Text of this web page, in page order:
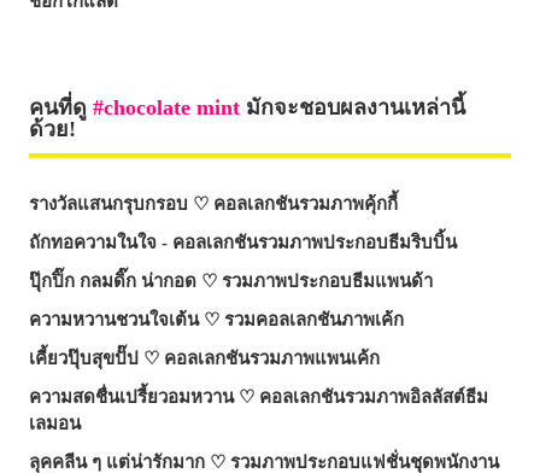
คนที่ดู chocolate mint มักจะชอบผลงานเหล่านี้
ด้วย!
รางวัลแสนกรุบกรอบ ♡ คอลเลกชันรวมภาพคุ้กกี้
ถักทอความในใจ - คอลเลกชันรวมภาพประกอบธีมริบบิ้น
ปุ๊กปิ๊ก กลมดิ๊ก น่ากอด ♡ รวมภาพประกอบธีมแพนด้า
ความหวานชวนใจเต้น ♡ รวมคอลเลกชันภาพเค้ก
เคี้ยวปุ๊บสุขปั๊ป ♡ คอลเลกชันรวมภาพแพนเค้ก
ความสดชื่นเปรี้ยวอมหวาน ♡ คอลเลกชันรวมภาพอิลลัสต์ธีม
เลมอน
ลุคคลีน ๆ แต่น่ารักมาก ♡ รวมภาพประกอบแฟชั่นชุดพนักงาน